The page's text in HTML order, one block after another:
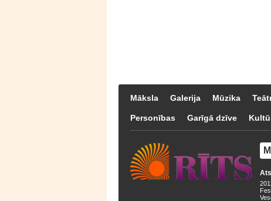
Māksla Galerija Mūzika
Personības Garīgā dzīve